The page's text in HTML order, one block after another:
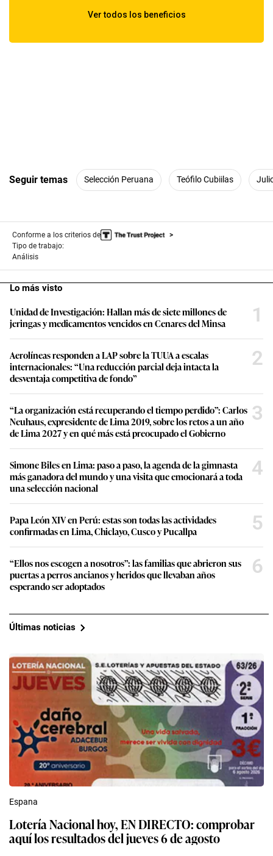
Seguir temas Selección Peruana Teófilo Cubiilas
Conforme a los criterios de
Tipo de trabajo:
Análisis
Lo más visto
Unidad de Investigación: Hallan más de siete millones de
jeringas y medicamentos vencidos en Cenares del Minsa
1
Aerolíneas responden a LAP sobre la TUUA a escalas
internacionales: “Una reducción parcial deja intacta la
desventaja competitiva de fondo”
2
“La organización está recuperando el tiempo perdido”: Carlos
Neuhaus, expresidente de Lima 2019, sobre los retos a un año
de Lima 2027 y en qué más está preocupado el Gobierno
3
Simone Biles en Lima: paso a paso, la agenda de la gimnasta
más ganadora del mundo y una visita que emocionará a toda
una selección nacional
4
Papa León XIV en Perú: estas son todas las actividades
confirmadas en Lima, Chiclayo, Cusco y Pucallpa
5
“Ellos nos escogen a nosotros”: las familias que abrieron sus
puertas a perros ancianos y heridos que llevaban años
esperando ser adoptados
6
Últimas noticias
Espana
Lotería Nacional hoy, EN DIRECTO: comprobar
aquí los resultados del jueves 6 de agosto